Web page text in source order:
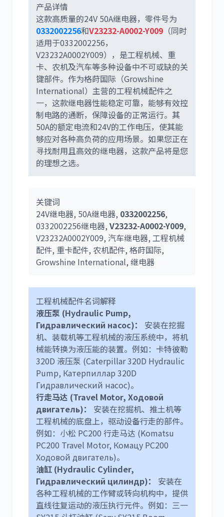
奔驰 加藤
卡尔玛 杰西博
约翰迪尔
利勃海尔 凯斯
山猫
潍柴
产品详情
这款高质量的24V 50A继电器，零件号为
0332002256和V23232-A0002-Y009 （同时
适用于0332002256，
V23232A0002Y009），是工程机械、重
卡、农机及汽车等多种设备中不可或缺的关
键部件。作为格莳国际（Growshine
International）主营的工程机械配件之
一，这款继电器性能稳定可靠，能够有效控
制电路的通断，保障设备的正常运行。其
50A的额定电流和24V的工作电压，使其能
够应对各种高负荷的应用场景。如果您正在
寻找耐用且高效的继电器，这款产品将是您
的理想之选。
关键词
24V继电器, 50A继电器, 0332002256,
0332002256继电器, V23232-A0002-Y009,
V23232A0002Y009, 汽车继电器, 工程机械
配件, 重卡配件, 农机配件, 格莳国际,
Growshine International, 继电器
工程机械配件名词解释
液压泵 (Hydraulic Pump,
Гидравлический насос)：
安装在挖掘
机、装载机等工程机械的液压系统中，将机
械能转换为液压能的装置。例如：卡特彼勒
320D 液压泵 (Caterpillar 320D Hydraulic
Pump, Катерпиллар 320D
Гидравлический насос)。
行走马达 (Travel Motor, Ходовой
двигатель)：
安装在挖掘机、推土机等
工程机械的底盘上，驱动设备行走的部件。
例如：小松 PC200 行走马达 (Komatsu
PC200 Travel Motor, Комацу PC200
Ходовой двигатель)。
油缸 (Hydraulic Cylinder,
Гидравлический цилиндр)：
安装在
各种工程机械的工作臂或转向机构中，提供
直线往复运动的液压执行元件。例如：三一